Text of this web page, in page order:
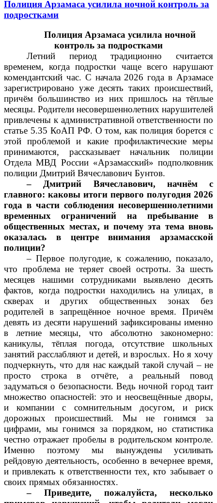
Полиция Арзамаса усилила ночной контроль за
подростками
Полиция Арзамаса усилила ночной
контроль за подростками
Летний период традиционно считается
временем, когда подростки чаще всего нарушают
комендантский час. С начала 2026 года в Арзамасе
зарегистрировано уже десять таких происшествий,
причём большинство из них пришлось на тёплые
месяцы. Родители несовершеннолетних нарушителей
привлечены к административной ответственности по
статье 5.35 КоАП РФ. О том, как полиция борется с
этой проблемой и какие профилактические меры
принимаются, рассказывает начальник полиции
Отдела МВД России «Арзамасский» подполковник
полиции Дмитрий Вячеславович Бунтов.
– Дмитрий Вячеславович, начнём с
главного: каковы итоги первого полугодия 2026
года в части соблюдения несовершеннолетними
временных ограничений на пребывание в
общественных местах, и почему эта тема вновь
оказалась в центре внимания арзамасской
полиции?
– Первое полугодие, к сожалению, показало,
что проблема не теряет своей остроты. За шесть
месяцев нашими сотрудниками выявлено десять
фактов, когда подростки находились на улицах, в
скверах и других общественных зонах без
родителей в запрещённое ночное время. Причём
девять из десяти нарушений зафиксированы именно
в летние месяцы, что абсолютно закономерно:
каникулы, тёплая погода, отсутствие школьных
занятий расслабляют и детей, и взрослых. Но я хочу
подчеркнуть, что для нас каждый такой случай – не
просто строка в отчёте, а реальный повод
задуматься о безопасности. Ведь ночной город таит
множество опасностей: это и неосвещённые дворы,
и компании с сомнительным досугом, и риск
дорожных происшествий. Мы не гонимся за
цифрами, мы гонимся за порядком, но статистика
честно отражает пробелы в родительском контроле.
Именно поэтому мы вынуждены усиливать
рейдовую деятельность, особенно в вечернее время,
и привлекать к ответственности тех, кто забывает о
своих прямых обязанностях.
– Приведите, пожалуйста, несколько